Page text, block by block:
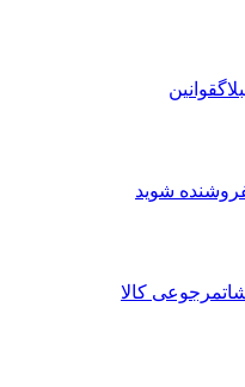
بلاگقوانین
شوید
مرجوعی کالا